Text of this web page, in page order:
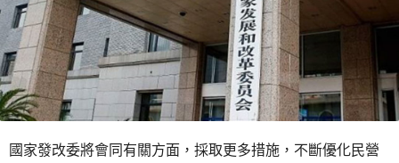
國家發改委將會同有關方面，採取更多措施，不斷優化民營